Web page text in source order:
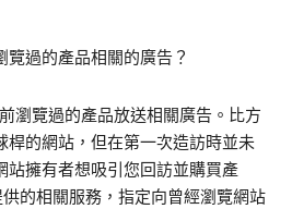
過的產品相關的廣告？
瀏覽過的產品放送相關廣告。比方
桿的網站，但在第一次造訪時並未
站擁有者想吸引您回訪並購買產
的相關服務，指定向曾經瀏覽網站